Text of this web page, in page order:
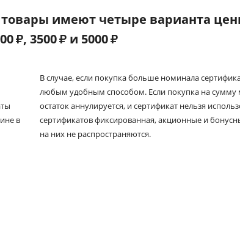
имеют четыре варианта
₽, 3500₽ и 5000₽
в
В случае, если покупка больше номинала
любым удобным способом. Если покупка на
остаток аннулируется, и сертификат нельзя
сертификатов фиксированная, акционные и
на них не распространяются.